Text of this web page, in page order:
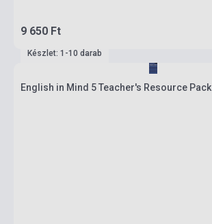
9 650 Ft
Készlet: 1-10 darab
English in Mind 5 Teacher's Resource Pack